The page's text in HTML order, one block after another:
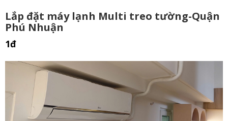
Lắp đặt máy lạnh Multi treo tường-Quận
Phú Nhuận
1đ